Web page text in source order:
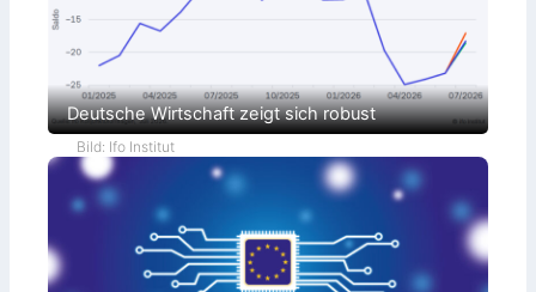
Deutsche Wirtschaft zeigt sich robust
Bild: Ifo Institut